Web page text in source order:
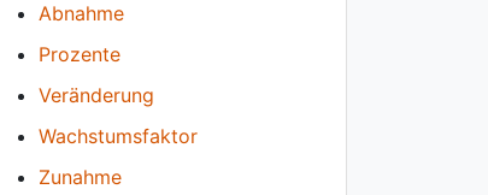
Abnahme
Prozente
Veränderung
Wachstumsfaktor
Zunahme